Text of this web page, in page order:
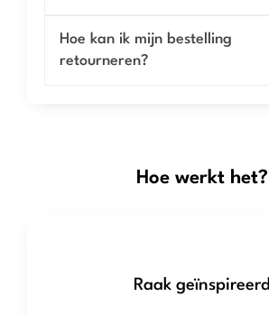
Hoe kan ik mijn bestelling
retourneren?
Hoe werkt het?
Raak geïnspireerd